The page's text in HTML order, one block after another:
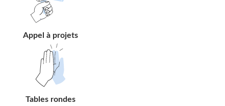
lien
Appel à projets
Suivre
le
lien
Tables rondes